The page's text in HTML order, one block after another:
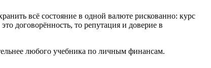
всё состояние в одной валюте рискованно: курс
договорённость, то репутация и доверие в
любого учебника по личным финансам.